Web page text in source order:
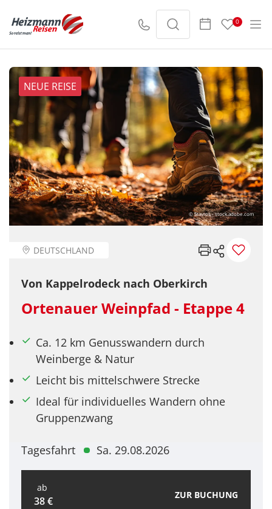
0
NEUE REISE
© Stavros - stock.adobe.com
DEUTSCHLAND
Von Kappelrodeck nach Oberkirch
Ortenauer Weinpfad - Etappe 4
Ca. 12 km Genusswandern durch
Weinberge & Natur
Leicht bis mittelschwere Strecke
Ideal für individuelles Wandern ohne
Gruppenzwang
Tagesfahrt Sa. 29.08.2026
ab
38 € ZUR BUCHUNG